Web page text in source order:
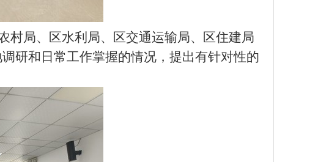
村局、区水利局、区交通运输局、区住建局
研和日常工作掌握的情况， 提出有针对性的